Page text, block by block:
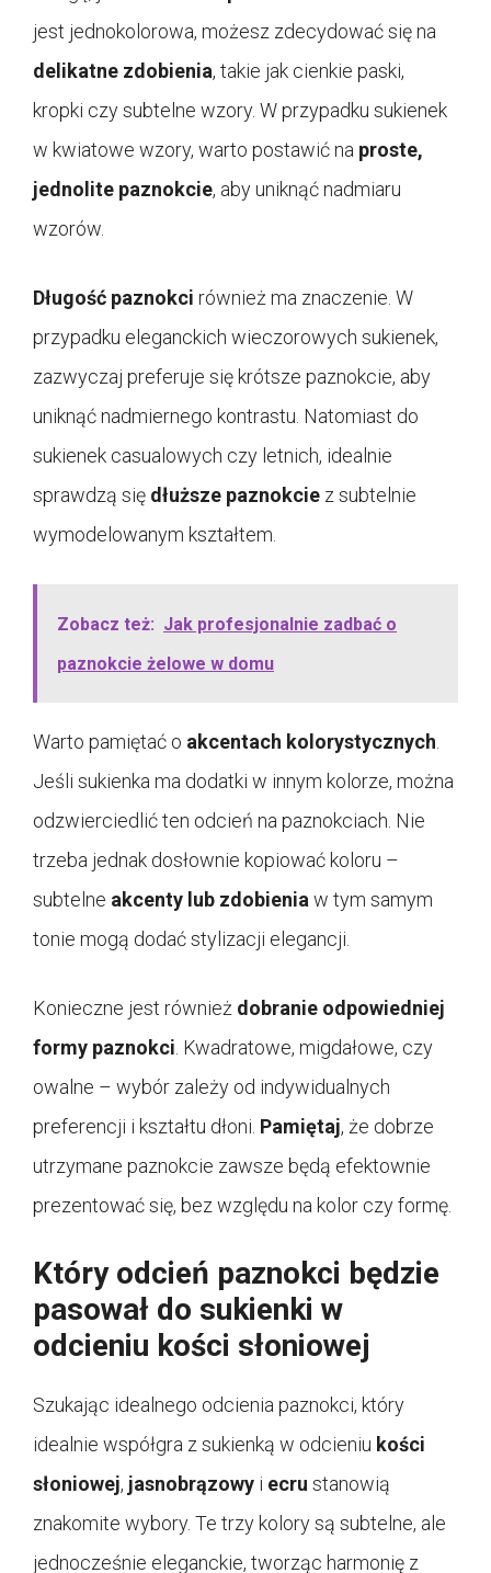
jest jednokolorowa, możesz zdecydować się na
delikatne zdobienia, takie jak cienkie paski,
kropki czy subtelne wzory. W przypadku sukienek
w kwiatowe wzory, warto postawić na proste,
jednolite paznokcie, aby uniknąć nadmiaru
wzorów.
Długość paznokci również ma znaczenie. W
przypadku eleganckich wieczorowych sukienek,
zazwyczaj preferuje się krótsze paznokcie, aby
uniknąć nadmiernego kontrastu. Natomiast do
sukienek casualowych czy letnich, idealnie
sprawdzą się dłuższe paznokcie z subtelnie
wymodelowanym kształtem.
Zobacz też: Jak profesjonalnie zadbać o
paznokcie żelowe w domu
Warto pamiętać o akcentach kolorystycznych
Jeśli sukienka ma dodatki w innym kolorze, można
odzwierciedlić ten odcień na paznokciach. Nie
trzeba jednak dosłownie kopiować koloru –
subtelne akcenty lub zdobienia w tym samym
tonie mogą dodać stylizacji elegancji.
Konieczne jest również dobranie odpowiedniej
formy paznokci . Kwadratowe, migdałowe, czy
owalne – wybór zależy od indywidualnych
preferencji i kształtu dłoni. Pamiętaj, że dobrze
utrzymane paznokcie zawsze będą efektownie
prezentować się, bez względu na kolor czy formę.
Który odcień paznokci będzie
pasował do sukienki w
odcieniu kości słoniowej
Szukając idealnego odcienia paznokci, który
idealnie współgra z sukienką w odcieniu kości
słoniowej, jasnobrązowy i ecru stanowią
znakomite wybory. Te trzy kolory są subtelne, ale
jednocześnie eleganckie, tworząc harmonię z